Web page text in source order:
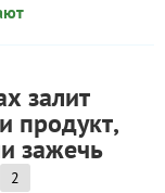
залит
продукт,
зажечь
2